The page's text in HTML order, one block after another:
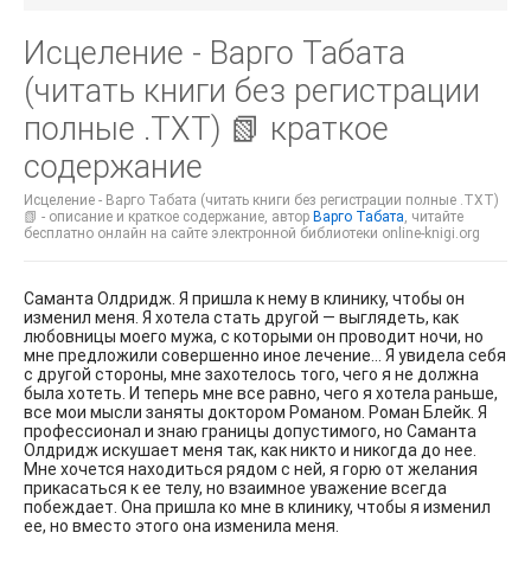
Исцеление - Варго Табата
(читать книги без регистрации
полные .TXT) 📗 краткое
содержание
Исцеление - Варго Табата (читать книги без регистрации полные .TXT)
📗 - описание и краткое содержание, автор Варго Табата , читайте
бесплатно онлайн на сайте электронной библиотеки online-knigi.org
Саманта Олдридж. Я пришла к нему в клинику, чтобы он
изменил меня. Я хотела стать другой — выглядеть, как
любовницы моего мужа, с которыми он проводит ночи, но
мне предложили совершенно иное лечение… Я увидела себя
с другой стороны, мне захотелось того, чего я не должна
была хотеть. И теперь мне все равно, чего я хотела раньше,
все мои мысли заняты доктором Романом. Роман Блейк. Я
профессионал и знаю границы допустимого, но Саманта
Олдридж искушает меня так, как никто и никогда до нее.
Мне хочется находиться рядом с ней, я горю от желания
прикасаться к ее телу, но взаимное уважение всегда
побеждает. Она пришла ко мне в клинику, чтобы я изменил
ее, но вместо этого она изменила меня.